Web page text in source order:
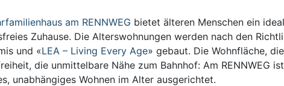
am RENNWEG bietet älteren Menschen ein
Zuhause. Die Alterswohnungen werden nach den
und «LEA – Living Every Age» gebaut. Die Wohnfläche, die
die unmittelbare Nähe zum Bahnhof: Am RENNWEG
unabhängiges Wohnen im Alter ausgerichtet.